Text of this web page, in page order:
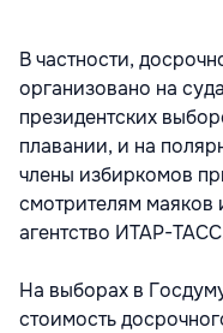
В частности,
организовано на
президентских
плавании, и на
члены избиркомов
смотрителям маяков
агентство ИТАР-
На выборах в
стоимость